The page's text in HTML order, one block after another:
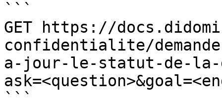
```
GET https://
confidentialite/
a-jour-le-statut-de-la-
```